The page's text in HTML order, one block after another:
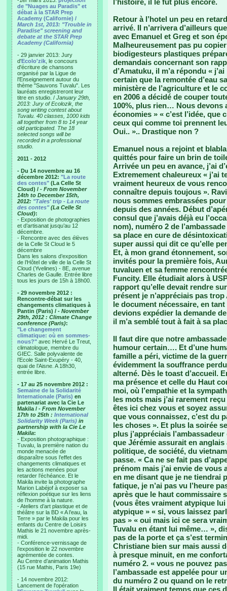
de "Nuages au Paradis" et
débat à la STAR Prep
Academy (Californie) /
March 1st, 2013: "Trouble in
Paradise" screening and
debate at the STAR Prep
Academy (California)
- 29 janvier 2013: Jury
d'Ecolo'zik , le concours
d'écriture de chansons
organisé par la Ligue de
l'Enseignement autour du
thème "Sauvons Tuvalu". Les
lauréats enregistreront leur
titre en studio. / January 29th,
2013: Jury of Ecolozik, the
song writing contest about
Tuvalu. 40 classes, 1000 kids
all together from 8 to 14 year
old participated. The 18
selected songs will be
recorded in a professional
studio.
2011 - 2012
- Du 14 novembre au 16
décembre 2012: "La route
des contes" (La Celle St
Cloud) / - From November
14th to December 15th,
2012: "Tales' trip - La route
des contes"(La Celle St
Cloud):
- Exposition de photographies
et d’artisanat jusqu’au 12
décembre.
- Rencontre avec des élèves
de la Celle St Cloud le 5
décembre
Dans les salons d’exposition
de l’Hôtel de ville de la Celle St
Cloud (Yvelines) - 8E, avenue
Charles de Gaulle. Entrée libre
tous les jours de 15h à 18h00.
- 29 novembre 2012 :
Rencontre-débat sur les
changements climatiques à
Pantin (Paris) / - November
29th, 2012 : Climate Change
conference (Paris):
"Le changement
climatique: où en sommes-
nous?" avec Hervé Le Treut,
climatologue, membre du
GIEC. Salle polyvalente de
l’Ecole Saint-Exupéry - 40,
quai de l’Aisne. A 18h30,
entrée libre.
- 17 au 25 novembre 2012 :
Semaine de la Solidarité
Internationale (Paris) en
partenariat avec la Cie Le
Makila / - From November
17th to 25th : International
Solidarity Week (Paris) in
partnership with la Cie Le
Makila:
- Exposition photographique :
Tuvalu, la première nation du
monde menacée de
disparaître sous l’effet des
changements climatiques et
les actions menées pour
retarder l’échéance. Et le
Makila invite la photographe
Marion Labéjof à exposer sa
réflexion poétique sur les liens
de l’homme à la nature.
- Ateliers d’art plastique et de
théâtre sur la BD « A l’eau, la
Terre » par le Makila pour les
enfants du Centre de Loisirs
Mathis le 21 novembre après-
midi.
- Conférence-vernissage de
l’exposition le 22 novembre
agrémentée de contes.
Au Centre d’animation Mathis
(15 rue Mathis, Paris 19e)
- 14 novembre 2012:
Lancement de l'opération
l’histoire, il le fut plus encore.
Retour à l’hotel un peu en
arrivé. Il n’arrivera d’ailleurs
avec Emanuel et Greg et son
Malheureusement pas pu
biodigesteurs plastiques
demandais concernant son
d’Amatuku, il m’a répondu «
certain que la remontée d’eau
ministère de l’agriculture et le
en 2006 a décidé de couper
100%, plus rien… Nous devons
économies » « c’est l’idée,
ceux qui comme toi prennent
Oui.. ».. Drastique non ?
Emanuel nous a rejoint et
quittés pour faire un brin de
Arrivée un peu en avance, j’ai
Extremement chaleureux « j’ai
vraiment heureux de vous
connaître depuis toujous ».
nous sommes embrassées
depuis des années. Début
consul que j’avais déjà eu
nom), numéro 2 de
sa place en cure de
super aussi qui dit ce qu’elle
Et, à mon grand étonnement,
invités pour la première fois,
tuvaluen et sa femme
Funcity. Elle étudiait alors à
rapport qu’elle devait rendre
présent je n’appréciais pas
le document nécessaire, en
devions expédier la demande
il m’a semblé tout à fait à sa
Il faut dire que notre
humour certain…. Et d’une
famille a péri, victime de la
évidemment la souffrance
alterné. Dès le toast d’accueil.
ma présence et celle du Haut
moi, où l’empathie et la
les mots mais j’ai rarement
êtes ici chez vous et soyez
que vous connaissez, c’est du
les choses ». Et plus la soirée
plus j’appréciais
que Jérémie assurait en
politique, de société, du
passe. « Ca ne se fait pas
prénom mais j’ai envie de vous
en me disant que je ne tiendrai
fatique, je n’ai pas vu l’heure
après que le haut
(vous êtes vraiment atypique lui
atypique » « si, vous laissez
pas » « oui mais ici ce sera
Tuvalu en étant lui même… »,
pas de la porte et ça s’est
Christiane bien sur mais aussi
à presque minuit, en me
numéro 2. « vous ne pouvez
l’ambassade est appelée pour
du numéro 2 ou quand on le
Il était vraiment temps que ces